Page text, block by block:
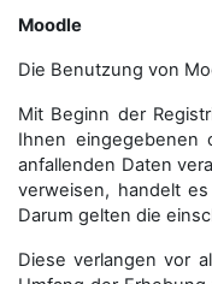
Moodle
Die Benutzung von
Mit Beginn der
Ihnen eingegebenen
anfallenden Daten
verweisen, handelt
Darum gelten die
Diese verlangen vor